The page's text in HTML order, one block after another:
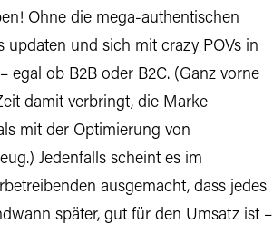
Ohne die mega-authentischen
updaten und sich mit crazy POVs in
egal ob B2B oder B2C. (Ganz vorne
damit verbringt, die Marke
mit der Optimierung von
Jedenfalls scheint es im
ausgemacht, dass jedes
später, gut für den Umsatz ist –